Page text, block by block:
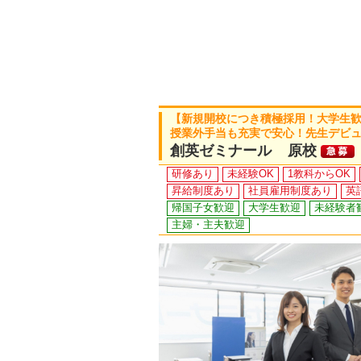
【新規開校につき積極採用！大学
授業外手当も充実で安心！先生デビ
創英ゼミナール 原校
研修あり 未経験OK
1教科からOK
昇給制度あり
社員雇用制度あり
英
帰国子女歓迎
大学生歓迎
未経験者
主婦・主夫歓迎